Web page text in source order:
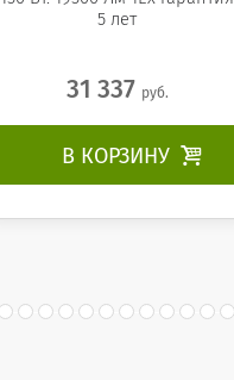
5 лет
31 337 руб.
В КОРЗИНУ 